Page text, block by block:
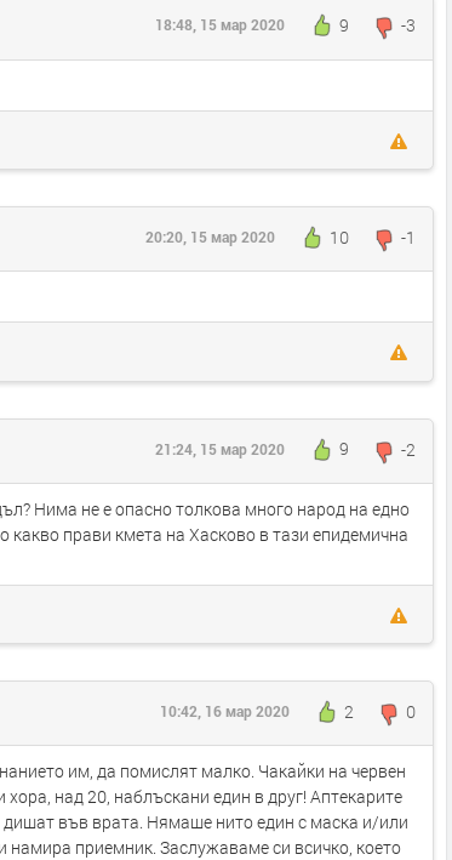
9 -3
18:48, 15 мар 2020
10 -1
20:20, 15 мар 2020
9 -2
21:24, 15 мар 2020
Нима не е опасно толкова много народ на едно
какво прави кмета на Хасково в тази епидемична
2 0
10:42, 16 мар 2020
им, да помислят малко. Чакайки на червен
над 20, наблъскани един в друг! Аптекарите
във врата. Нямаше нито един с маска и/или
приемник. Заслужаваме си всичко, което